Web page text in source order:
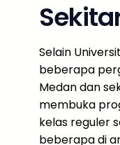
Selain
beberapa
Medan dan
membuka
kelas reguler
beberapa di